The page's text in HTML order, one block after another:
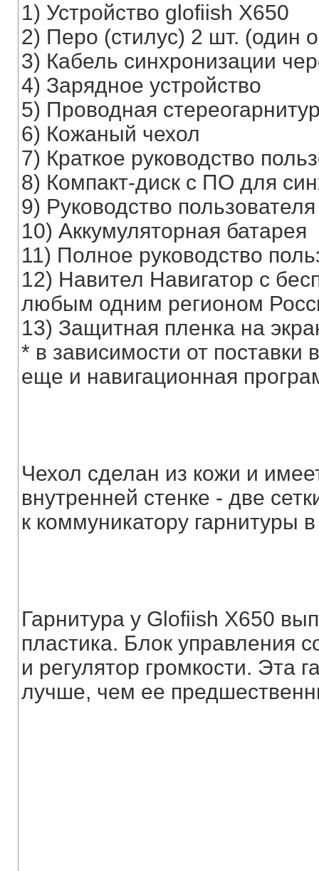
1) Устройство glofiish X650
2) Перо (стилус) 2 шт. (один
3) Кабель синхронизации
4) Зарядное устройство
5) Проводная
6) Кожаный чехол
7) Краткое руководство
8) Компакт-диск с ПО для
9) Руководство пользователя
10) Аккумуляторная батарея
11) Полное руководство
12) Навител Навигатор с
любым одним регионом
13) Защитная пленка на
* в зависимости от поставки
еще и навигационная
Чехол сделан из кожи и
внутренней стенке - две
к коммуникатору гарнитуры
Гарнитура у Glofiish X650
пластика. Блок управления
и регулятор громкости. Эта
лучше, чем ее